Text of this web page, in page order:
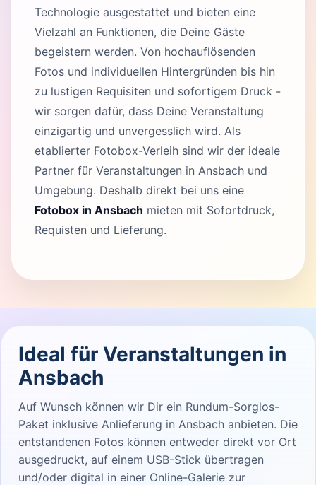
Technologie ausgestattet und bieten eine
Vielzahl an Funktionen, die Deine Gäste
begeistern werden. Von hochauflösenden
Fotos und individuellen Hintergründen bis hin
zu lustigen Requisiten und sofortigem Druck -
wir sorgen dafür, dass Deine Veranstaltung
einzigartig und unvergesslich wird. Als
etablierter Fotobox-Verleih sind wir der ideale
Partner für Veranstaltungen in Ansbach und
Umgebung. Deshalb direkt bei uns eine
Fotobox in Ansbach mieten mit Sofortdruck,
Requisten und Lieferung.
Ideal für Veranstaltungen in
Ansbach
Auf Wunsch können wir Dir ein Rundum-Sorglos-
Paket inklusive Anlieferung in Ansbach anbieten. Die
entstandenen Fotos können entweder direkt vor Ort
ausgedruckt, auf einem USB-Stick übertragen
und/oder digital in einer Online-Galerie zur